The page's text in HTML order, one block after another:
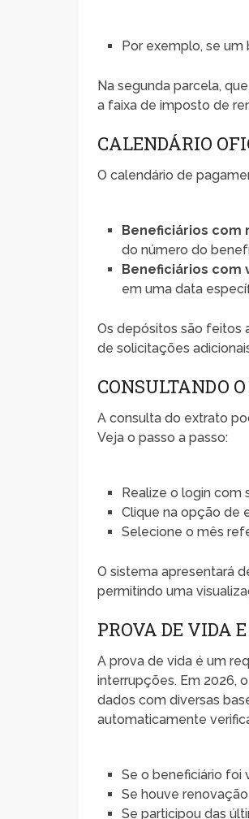
Por exemplo, se um
Na segunda parcela,
a faixa de imposto de
CALENDÁRIO
O calendário de
Beneficiários com
do número do
Beneficiários com
em uma data
Os depósitos são feitos
de solicitações
CONSULTANDO
A consulta do extrato
Veja o passo a passo:
Realize o login com
Clique na opção de
Selecione o mês
O sistema apresentará
permitindo uma
PROVA DE VIDA
A prova de vida é um
interrupções. Em 2026,
dados com diversas
automaticamente
Se o beneficiário foi
Se houve
Se participou das